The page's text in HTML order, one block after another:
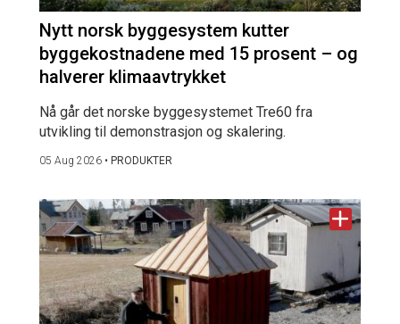
Nytt norsk byggesystem kutter
byggekostnadene med 15 prosent – og
halverer klimaavtrykket
Nå går det norske byggesystemet Tre60 fra
utvikling til demonstrasjon og skalering.
05 Aug 2026 • PRODUKTER